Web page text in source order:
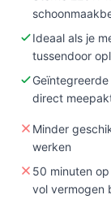
Ideaal als je
tussendoor
direct
Minder
werken
50 minuten
vol vermogen